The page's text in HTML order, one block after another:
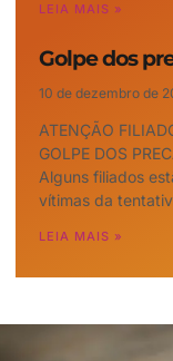
LEIA MAIS »
Golpe dos
10 de dezembro de
ATENÇÃO
GOLPE DOS
Alguns filiados
vítimas da
LEIA MAIS »